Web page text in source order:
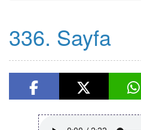
336. Sayfa